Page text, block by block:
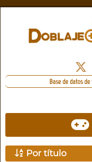
Base de datos
Por título